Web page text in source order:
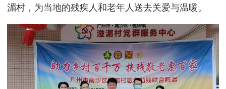
湄村，为当地的残疾人和老年人送去关爱与温暖。